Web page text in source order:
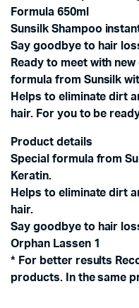
Formula 650ml
Sunsilk Shampoo
Say goodbye to hair
Ready to meet with
formula from Sunsilk
Helps to eliminate dirt
hair. For you to be
Product details
Special formula from
Keratin.
Helps to eliminate dirt
hair.
Say goodbye to hair
Orphan Lassen 1
* For better results
products. In the same